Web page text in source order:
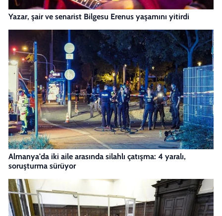
Yazar, şair ve senarist Bilgesu Erenus yaşamını yitirdi
Almanya'da iki aile arasında silahlı çatışma: 4 yaralı,
soruşturma sürüyor